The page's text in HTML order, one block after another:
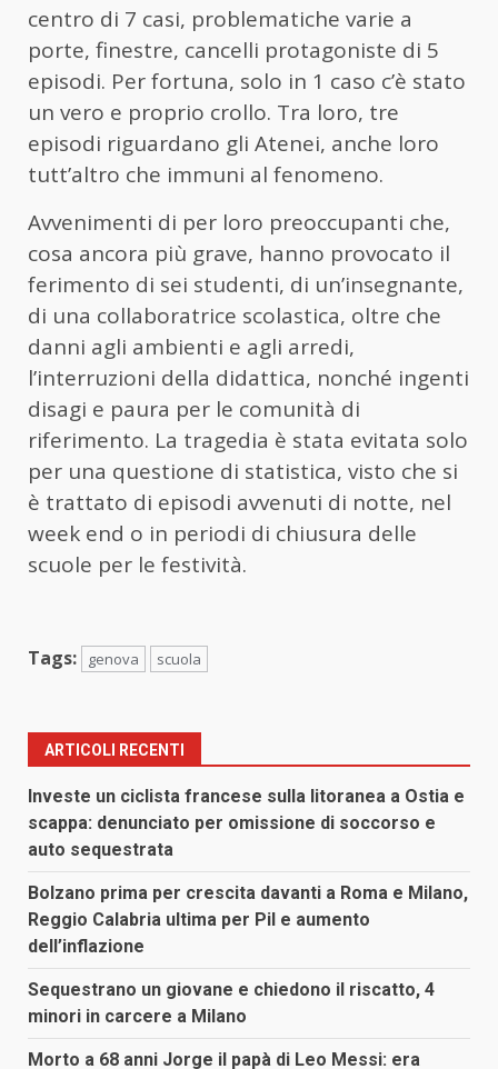
centro di 7 casi, problematiche varie a
porte, finestre, cancelli protagoniste di 5
episodi. Per fortuna, solo in 1 caso c’è stato
un vero e proprio crollo. Tra loro, tre
episodi riguardano gli Atenei, anche loro
tutt’altro che immuni al fenomeno.
Avvenimenti di per loro preoccupanti che,
cosa ancora più grave, hanno provocato il
ferimento di sei studenti, di un’insegnante,
di una collaboratrice scolastica, oltre che
danni agli ambienti e agli arredi,
l’interruzioni della didattica, nonché ingenti
disagi e paura per le comunità di
riferimento. La tragedia è stata evitata solo
per una questione di statistica, visto che si
è trattato di episodi avvenuti di notte, nel
week end o in periodi di chiusura delle
scuole per le festività.
Tags: genova scuola
ARTICOLI RECENTI
Investe un ciclista francese sulla litoranea a Ostia e
scappa: denunciato per omissione di soccorso e
auto sequestrata
Bolzano prima per crescita davanti a Roma e Milano,
Reggio Calabria ultima per Pil e aumento
dell’inflazione
Sequestrano un giovane e chiedono il riscatto, 4
minori in carcere a Milano
Morto a 68 anni Jorge il papà di Leo Messi: era